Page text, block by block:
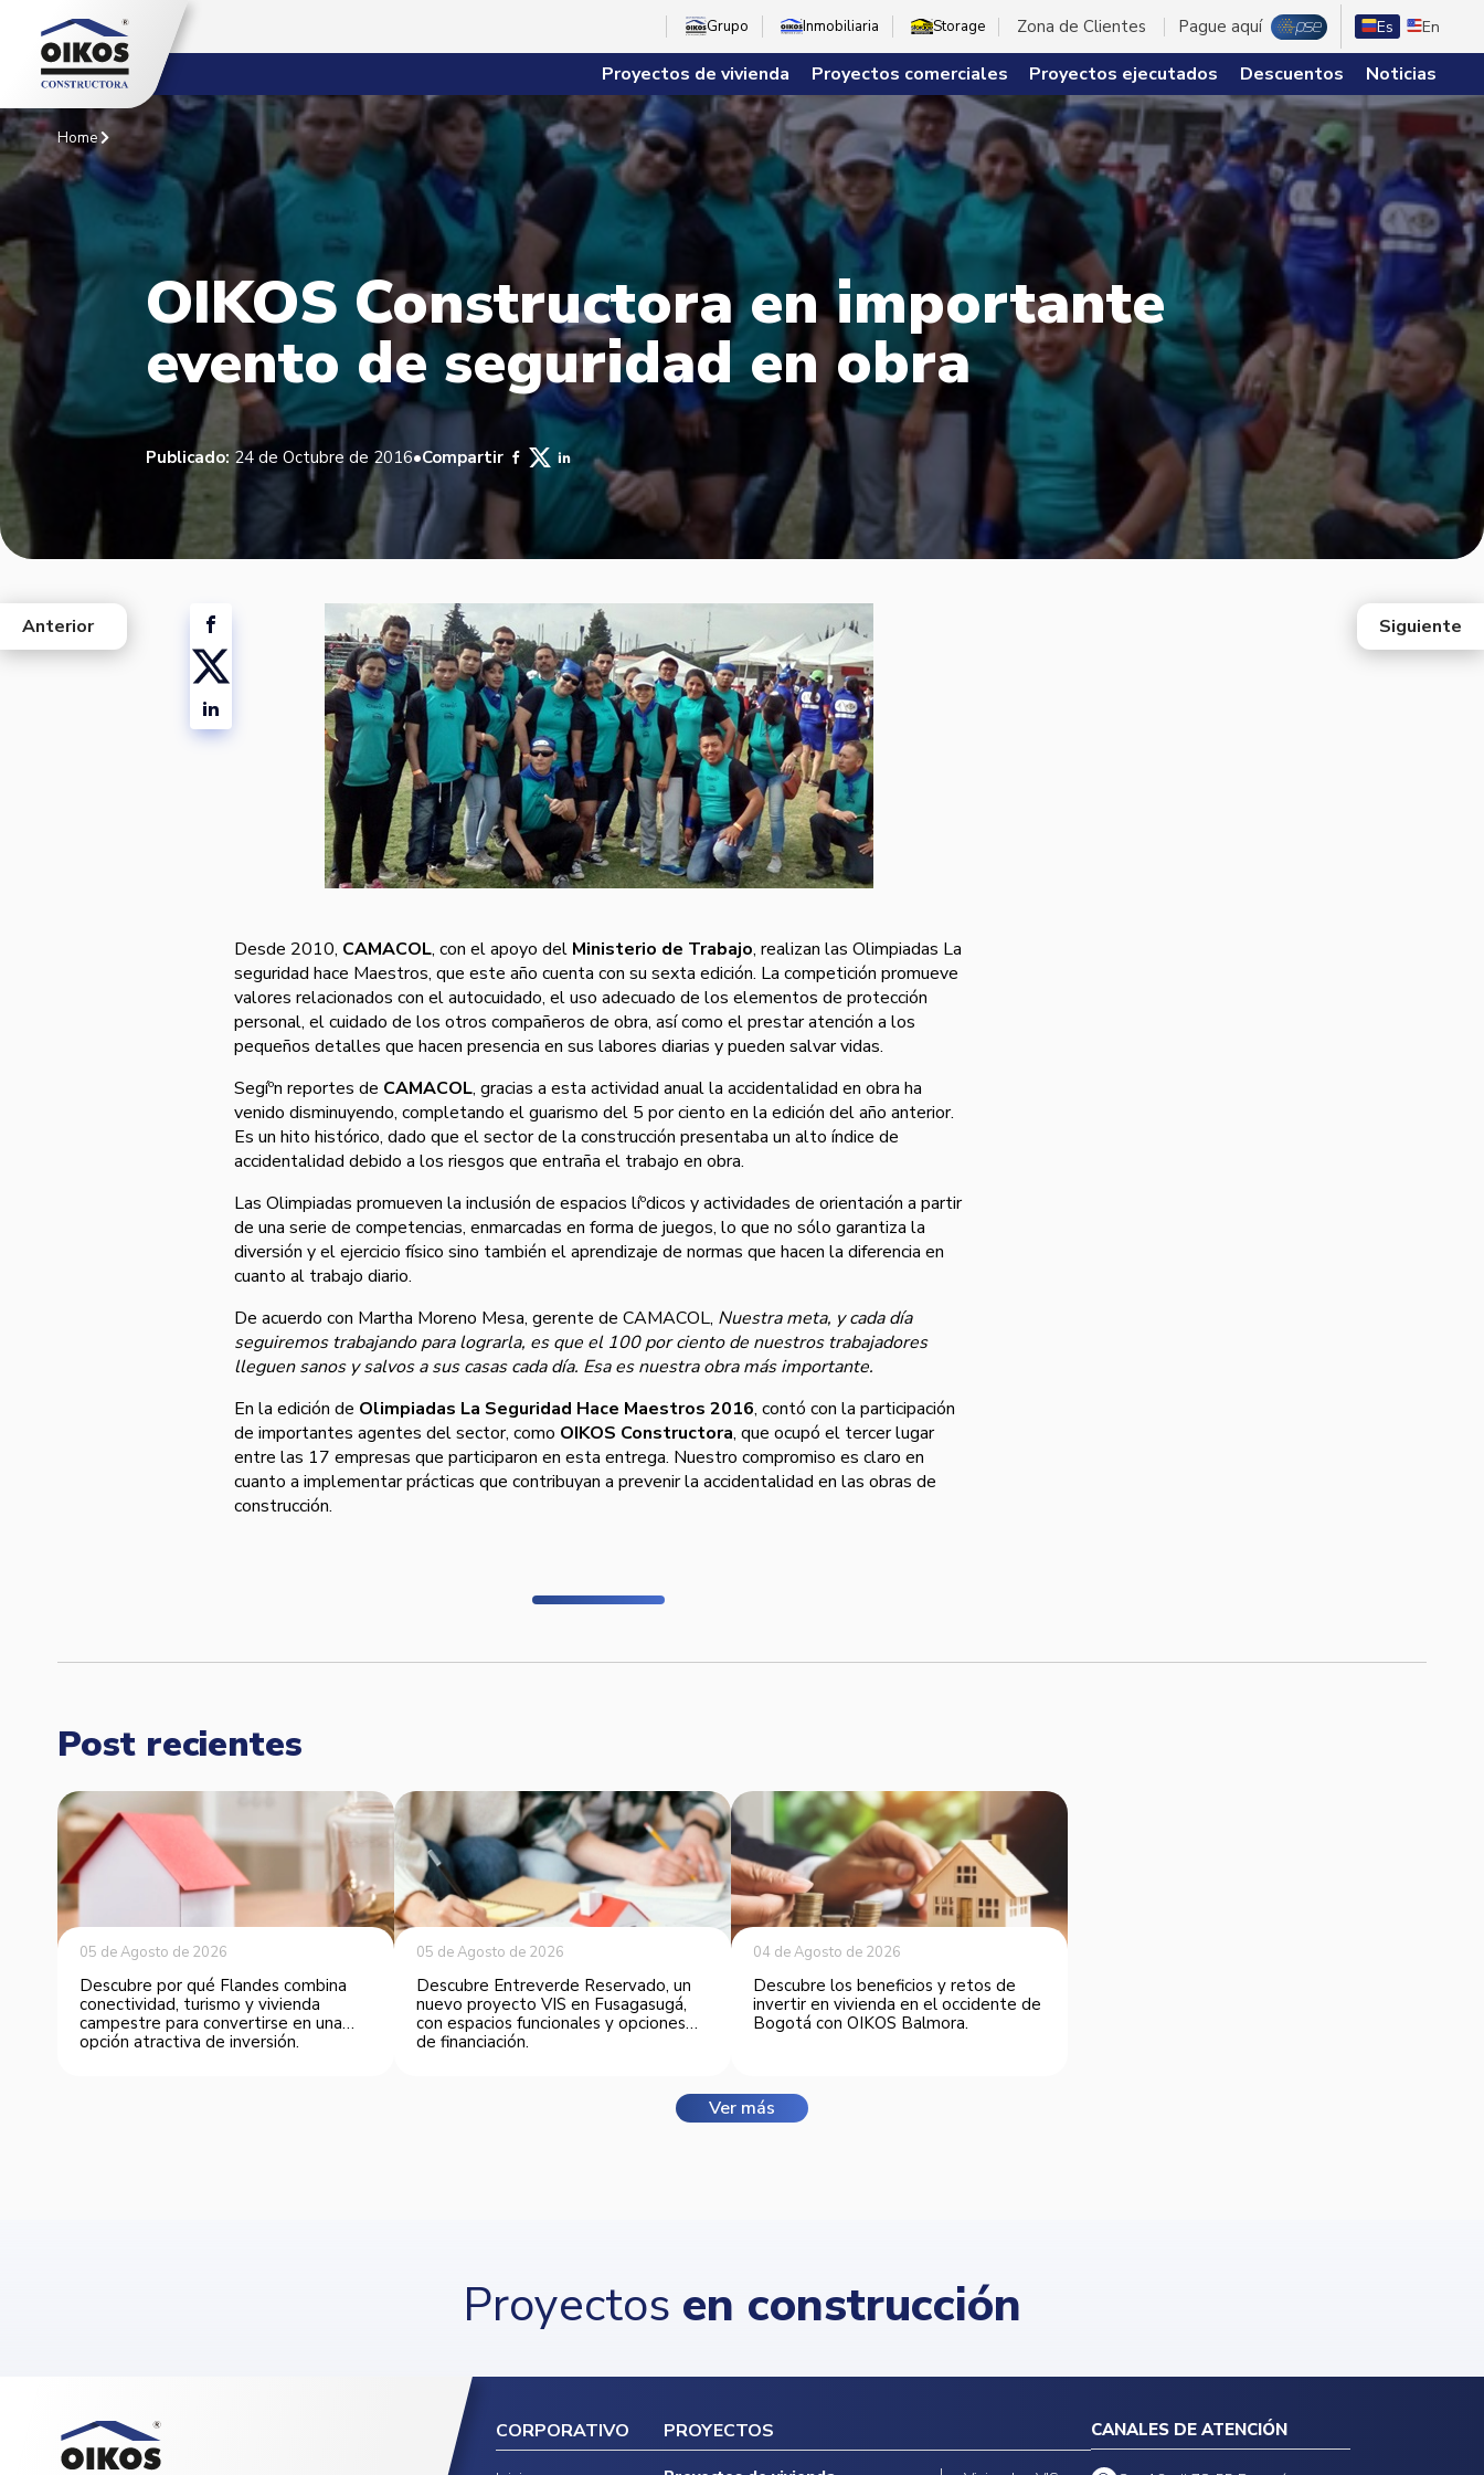
Grupo Inmobiliaria Storage Zona de Clientes Pague aquí Es En
Proyectos de vivienda Proyectos comerciales Proyectos ejecutados Descuentos Noticias
Home
OIKOS Constructora en importante
evento de seguridad en obra
Publicado: 24 de Octubre de 2016•Compartir
Desde 2010, CAMACOL, con el apoyo del Ministerio de Trabajo, realizan las Olimpiadas La
seguridad hace Maestros, que este año cuenta con su sexta edición. La competición promueve
valores relacionados con el autocuidado, el uso adecuado de los elementos de protección
personal, el cuidado de los otros compañeros de obra, así­ como el prestar atención a los
pequeños detalles que hacen presencia en sus labores diarias y pueden salvar vidas.
Segíºn reportes de CAMACOL, gracias a esta actividad anual la accidentalidad en obra ha
venido disminuyendo, completando el guarismo del 5 por ciento en la edición del año anterior.
Es un hito histórico, dado que el sector de la construcción presentaba un alto í­ndice de
accidentalidad debido a los riesgos que entraña el trabajo en obra.
Las Olimpiadas promueven la inclusión de espacios líºdicos y actividades de orientación a partir
de una serie de competencias, enmarcadas en forma de juegos, lo que no sólo garantiza la
diversión y el ejercicio fí­sico sino también el aprendizaje de normas que hacen la diferencia en
cuanto al trabajo diario.
De acuerdo con Martha Moreno Mesa, gerente de CAMACOL, Nuestra meta, y cada dí­a
seguiremos trabajando para lograrla, es que el 100 por ciento de nuestros trabajadores
lleguen sanos y salvos a sus casas cada dí­a. Esa es nuestra obra más importante.
En la edición de Olimpiadas La Seguridad Hace Maestros 2016, contó con la participación
de importantes agentes del sector, como OIKOS Constructora, que ocupó el tercer lugar
entre las 17 empresas que participaron en esta entrega. Nuestro compromiso es claro en
cuanto a implementar prácticas que contribuyan a prevenir la accidentalidad en las obras de
construcción.
west
Anterior Siguiente
Post recientes
05 de Agosto de 2026
Descubre por qué Flandes combina
conectividad, turismo y vivienda
campestre para convertirse en una
opción atractiva de inversión.
05 de Agosto de 2026
Descubre Entreverde Reservado, un
nuevo proyecto VIS en Fusagasugá,
con espacios funcionales y opciones
de financiación.
04 de Agosto de 2026
Descubre los beneficios y retos de
invertir en vivienda en el occidente de
Bogotá con OIKOS Balmora.
Ver más
Proyectos en construcción
CORPORATIVO PROYECTOS CANALES DE ATENCIÓN